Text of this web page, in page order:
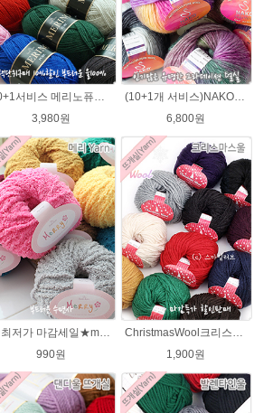
10+1서비스 메리노퓨어울 C 손뜨개질 털실 뜨개실 블랭킷뜨기실
3,980원
(10+1개 서비스)NAKO 오슬로울 그라데이션 털실 Oslo wool 뜨개실 나코오슬로울실
6,800원
★최저가 마감세일★merry메리/털실/수면뜨개실/뜨개질실/손뜨개실/목도리털실
990원
ChristmasWool크리스마스울 털실 손뜨개 뜨개질 뜨개실
1,900원